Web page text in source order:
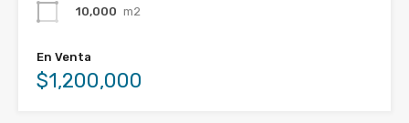
10,000 m2
En Venta
$1,200,000